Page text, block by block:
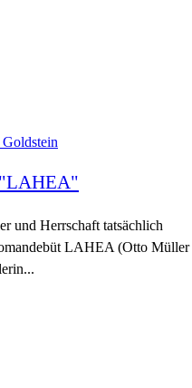
und Herrschaft tatsächlich
LAHEA (Otto Müller